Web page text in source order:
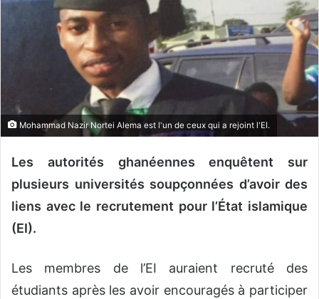
o
u
r
r
e
l
Mohammad Nazir Nortei Alema est l'un de ceux qui a rejoint l'EI.
Les autorités ghanéennes enquêtent sur
plusieurs universités soupçonnées d’avoir des
liens avec le recrutement pour l’État islamique
(EI).
Les membres de l’EI auraient recruté des
étudiants après les avoir encouragés à participer